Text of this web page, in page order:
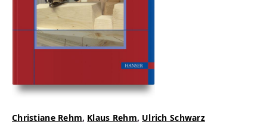
Christiane Rehm, Klaus Rehm, Ulrich Schwarz